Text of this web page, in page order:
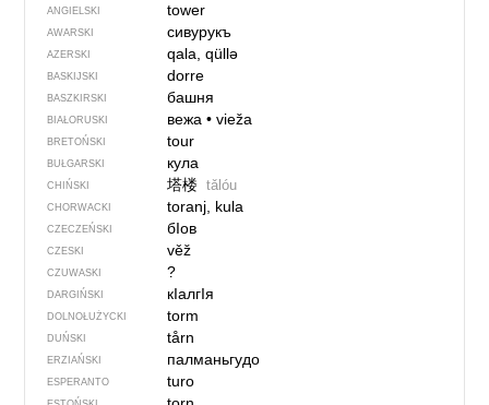
ANGIELSKI tower
AWARSKI сивурукъ
AZERSKI qala, qüllə
BASKIJSKI dorre
BASZKIRSKI башня
BIAŁORUSKI вежа• vieža
BRETOŃSKI tour
BUŁGARSKI кула
CHIŃSKI 塔楼 tǎlóu
CHORWACKI toranj, kula
CZECZEŃSKI бIов
CZESKI věž
CZUWASKI ?
DARGIŃSKI кIалгIя
DOLNOŁUŻYCKI torm
DUŃSKI tårn
ERZIAŃSKI палманьгудо
ESPERANTO turo